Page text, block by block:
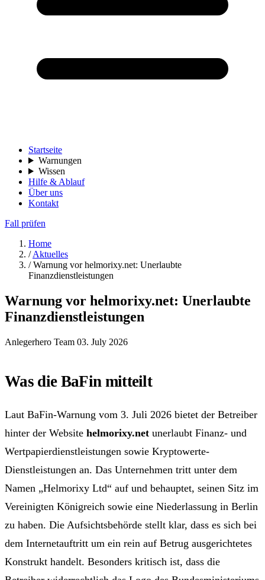
Startseite
Warnungen
Wissen
Hilfe & Ablauf
Über uns
Kontakt
Fall prüfen
Home
/ Aktuelles
/ Warnung vor helmorixy.net: Unerlaubte
Finanzdienstleistungen
Warnung vor helmorixy.net: Unerlaubte
Finanzdienstleistungen
Anlegerhero Team 03. July 2026
Was die BaFin mitteilt
Laut BaFin-Warnung vom 3. Juli 2026 bietet der Betreiber
hinter der Website helmorixy.net unerlaubt Finanz- und
Wertpapierdienstleistungen sowie Kryptowerte-
Dienstleistungen an. Das Unternehmen tritt unter dem
Namen „Helmorixy Ltd“ auf und behauptet, seinen Sitz im
Vereinigten Königreich sowie eine Niederlassung in Berlin
zu haben. Die Aufsichtsbehörde stellt klar, dass es sich bei
dem Internetauftritt um ein rein auf Betrug ausgerichtetes
Konstrukt handelt. Besonders kritisch ist, dass die